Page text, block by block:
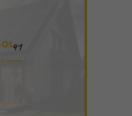
à tout moment en